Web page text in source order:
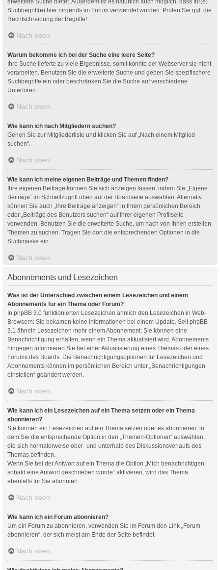
Suchbegriff(e) hier nirgends im Forum verwendet wurden. Prüfen Sie ggf. die
Rechtschreibung der Begriffe!
Nach oben
Warum bekomme ich bei der Suche eine leere Seite?
Ihre Suche lieferte zu viele Ergebnisse, somit konnte der Webserver sie nicht
verarbeiten. Benutzen Sie die erweiterte Suche und geben Sie spezifischere
Suchbegriffe ein oder beschränken Sie die Suche auf verschiedene
Unterforen.
Nach oben
Wie kann ich nach Mitgliedern suchen?
Gehen Sie zur Mitgliederliste und klicken Sie auf „Nach einem Mitglied
suchen“.
Nach oben
Wie kann ich meine eigenen Beiträge und Themen finden?
Ihre eigenen Beiträge können Sie sich anzeigen lassen, indem Sie „Eigene
Beiträge“ im Schnellzugriff oben auf der Boardseite auswählen. Alternativ
können Sie auch „Ihre Beiträge anzeigen“ in Ihrem persönlichen Bereich
oder „Beiträge des Benutzers suchen“ auf Ihrer eigenen Profilseite
verwenden. Benutzen Sie die erweiterte Suche, um nach von Ihnen erstellen
Themen zu suchen. Tragen Sie dort die entsprechenden Optionen in die
Suchmaske ein.
Nach oben
Abonnements und Lesezeichen
Was ist der Unterschied zwischen einem Lesezeichen und einem
Abonnements für ein Thema oder Forum?
In phpBB 3.0 funktionierten Lesezeichen ähnlich den Lesezeichen in Web-
Browsern: Sie bekamen keine Informationen bei einem Update. Seit phpBB
3.1 ähneln Lesezeichen mehr einem Abonnement: Sie können eine
Benachrichtigung erhalten, wenn ein Thema aktualisiert wird. Abonnements
hingegen informieren Sie bei einer Aktualisierung eines Themas oder eines
Forums des Boards. Die Benachrichtigungsoptionen für Lesezeichen und
Abonnements können im persönlichen Bereich unter „Benachrichtigungen
einstellen“ geändert werden.
Nach oben
Wie kann ich ein Lesezeichen auf ein Thema setzen oder ein Thema
abonnieren?
Sie können ein Lesezeichen auf ein Thema setzen oder es abonnieren, in
dem Sie die entsprechende Option in den „Themen-Optionen“ auswählen,
die sich normalerweise ober- und unterhalb des Diskussionsverlaufs des
Themas befinden.
Wenn Sie bei der Antwort auf ein Thema die Option „Mich benachrichtigen,
sobald eine Antwort geschrieben wurde“ aktivieren, wird das Thema
ebenfalls für Sie abonniert.
Nach oben
Wie kann ich ein Forum abonnieren?
Um ein Forum zu abonnieren, verwenden Sie im Forum den Link „Forum
abonnieren“, der sich meist am Ende der Seite befindet.
Nach oben